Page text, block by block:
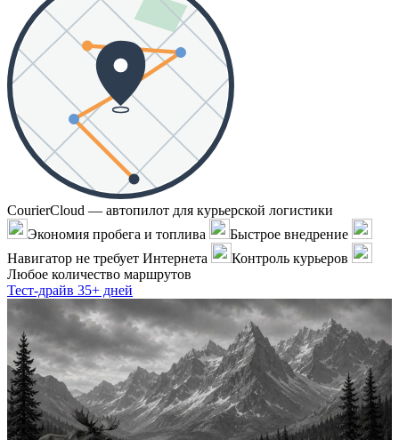
CourierCloud — автопилот для курьерской логистики
Экономия пробега и топлива
Быстрое внедрение
Навигатор не требует Интернета
Контроль курьеров
Любое количество маршрутов
Тест-драйв 35+ дней